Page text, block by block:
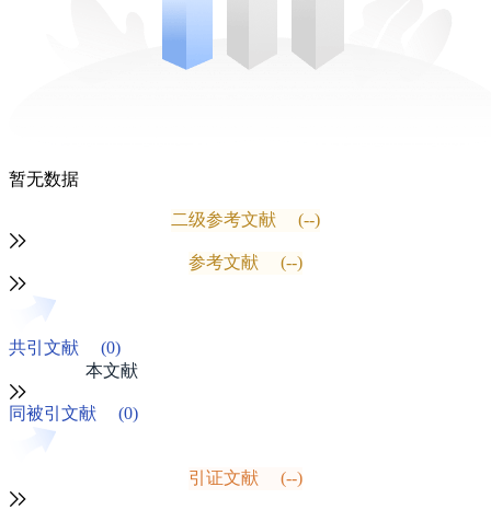
暂无数据
二级参考文献 (--)
参考文献 (--)
共引文献
(0)
本文献
同被引文献 (0)
引证文献 (--)